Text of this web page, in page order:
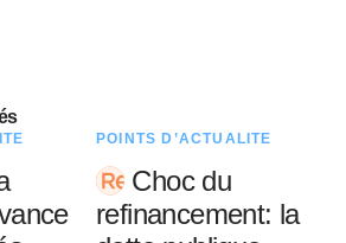
POINTS D’ACTUALITÉ
Choc du
refinancement: la